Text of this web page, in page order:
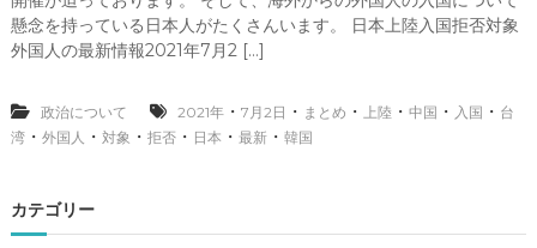
尾
美
言
上
拒
人
懸念を持っている日本人がたくさんいます。 日本上陸入国拒否対象
外国人の最新情報2021年7月2 […]
政治について 2021年・ 7月2日 ・ まとめ ・ 上陸 ・ 中国 ・ 入国 ・ 台
湾・ 外国人 ・ 対象 ・ 拒否・ 日本 ・ 最新・ 韓国
カテゴリー